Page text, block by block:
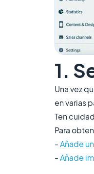
1.
Una vez
en varias
Ten
Para
-Añade
-Añade